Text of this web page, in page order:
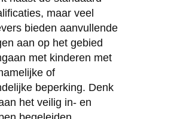
maar veel
bieden aanvullende
aan op het gebied
met kinderen met
of
beperking. Denk
het veilig in- en